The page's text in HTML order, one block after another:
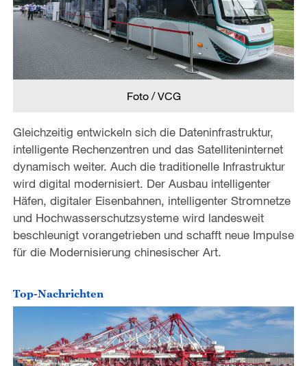
Foto / VCG
Gleichzeitig entwickeln sich die Dateninfrastruktur,
intelligente Rechenzentren und das Satelliteninternet
dynamisch weiter. Auch die traditionelle Infrastruktur
wird digital modernisiert. Der Ausbau intelligenter
Häfen, digitaler Eisenbahnen, intelligenter Stromnetze
und Hochwasserschutzsysteme wird landesweit
beschleunigt vorangetrieben und schafft neue Impulse
für die Modernisierung chinesischer Art.
Top-Nachrichten